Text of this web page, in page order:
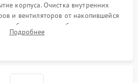
корпуса. Очистка внутренних
и вентиляторов от накопившейся
блока питания, балласта лампы и
на наличие прогаров или вздутых
Подробнее